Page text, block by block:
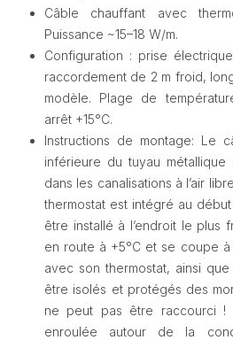
Câble chauffant avec
Puissance ~15–18 W/m.
Configuration : prise
raccordement de 2 m froid,
modèle. Plage de
arrêt +15°C.
Instructions de montage: Le
inférieure du tuyau métallique
dans les canalisations à l’air
thermostat est intégré au
être installé à l’endroit le plus
en route à +5°C et se coupe à
avec son thermostat, ainsi
être isolés et protégés des
ne peut pas être raccourci !
enroulée autour de la